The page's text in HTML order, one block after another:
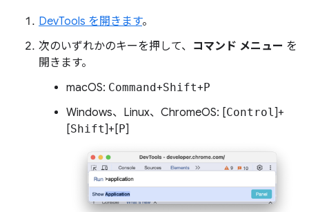
DevTools を開きます。
次のいずれかのキーを押して、 コマンド メニュー を
開きます。
macOS: Command+Shift+P
Windows、Linux、ChromeOS: [Control]+
[Shift]+[P]